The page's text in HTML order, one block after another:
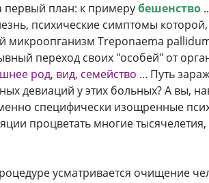
первый план: к примерубешенство
психические симптомы
микроопганизм Treponaema
переход своих "особей" от
род, вид, семейство ... Путь
девиаций у этих больных? А вы,
специфически изощренные
процветать многие
усматривается очищение